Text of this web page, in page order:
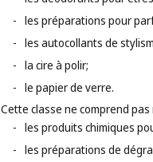
- les préparations pour
- les autocollants de
- la cire à polir;
- le papier de verre.
Cette classe ne comprend
- les produits chimiques
- les préparations de